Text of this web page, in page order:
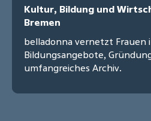
Kultur, Bildung und
Bremen
belladonna vernetzt Frauen
Bildungsangebote,
umfangreiches Archiv.